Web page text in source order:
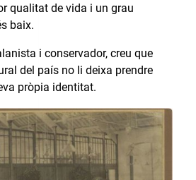
qualitat de vida i un grau
baix.
i conservador, creu que
del país no li deixa prendre
pròpia identitat.